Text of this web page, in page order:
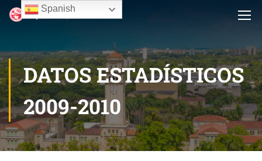
DATOS ESTADÍSTICOS
2009-2010
Spanish